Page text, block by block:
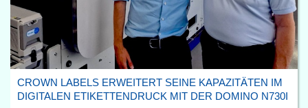
CROWN LABELS ERWEITERT SEINE KAPAZITÄTEN IM
DIGITALEN ETIKETTENDRUCK MIT DER DOMINO N730I